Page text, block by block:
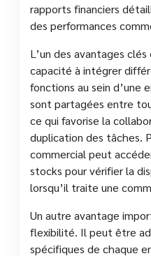
rapports financiers
des performances
L’un des avantages clés
capacité à intégrer
fonctions au sein d’une
sont partagées entre
ce qui favorise la
duplication des tâches.
commercial peut
stocks pour vérifier la
lorsqu’il traite une
Un autre avantage
flexibilité. Il peut être
spécifiques de chaque